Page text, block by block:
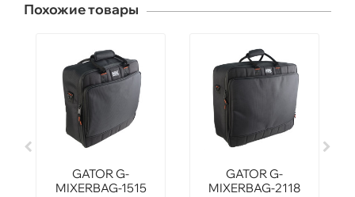
Похожие товары
GATOR G-
MIXERBAG-1515
GATOR G-
MIXERBAG-2118